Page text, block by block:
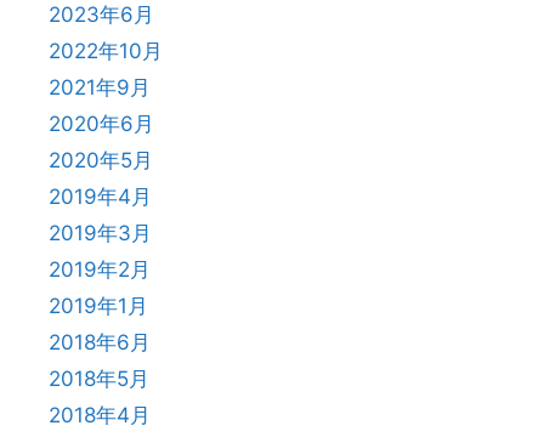
2023年6月
2022年10月
2021年9月
2020年6月
2020年5月
2019年4月
2019年3月
2019年2月
2019年1月
2018年6月
2018年5月
2018年4月